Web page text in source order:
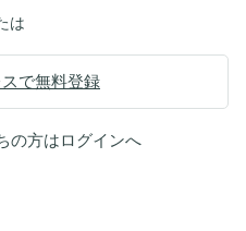
は
で無料登録
の方はログインへ